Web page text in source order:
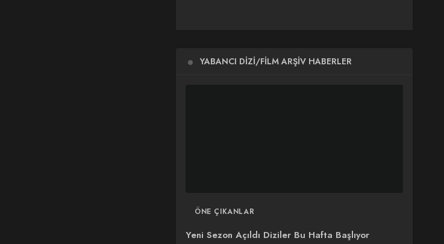
YABANCI DIZI/FILM ARŞIV HABERLER
ÖNE ÇIKANLAR
Yeni Sezon Açıldı Diziler Bu Hafta Başlıyor